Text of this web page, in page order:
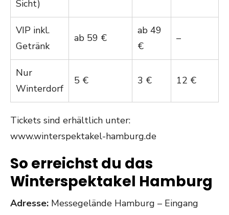
Sicht)
VIP inkl.
Getränk
ab 59 €
ab 49
€
–
Nur
Winterdorf
5 € 3 € 12 €
Tickets sind erhältlich unter:
www.winterspektakel-hamburg.de
So erreichst du das
Winterspektakel Hamburg
Adresse: Messegelände Hamburg – Eingang